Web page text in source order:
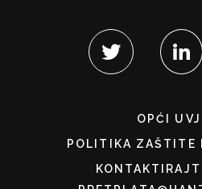
OPĆI
POLITIKA ZAŠTITE